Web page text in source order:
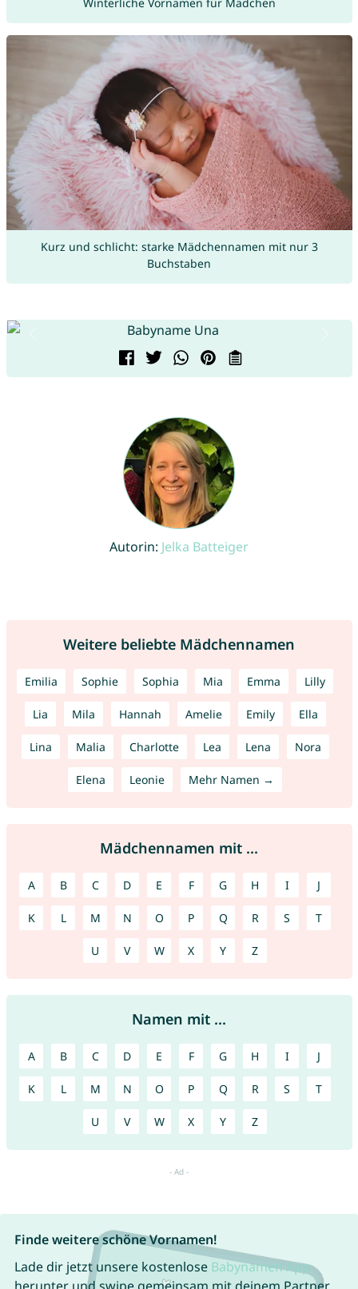
Kurz und schlicht: starke Mädchennamen mit nur 3
Buchstaben
Autorin: Jelka Batteiger
Weitere beliebte Mädchennamen
Emilia Sophie Sophia Mia Emma Lilly
Lia Mila Hannah Amelie Emily Ella
Lina Malia Charlotte Lea Lena Nora
Elena Leonie Mehr Namen →
Mädchennamen mit ...
A B C D E F G H I J
K L M N O P Q R S T
U V W X Y Z
Namen mit ...
A B C D E F G H I J
K L M N O P Q R S T
U V W X Y Z
Finde weitere schöne Vornamen!
Lade dir jetzt unsere kostenlose Babynamen App